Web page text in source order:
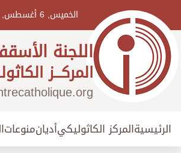
الخميس, 6 أغسطس, 2026
اللجنة
المركـــز
الرئيسيةالمركز الكاثوليكيأديانمنوعات